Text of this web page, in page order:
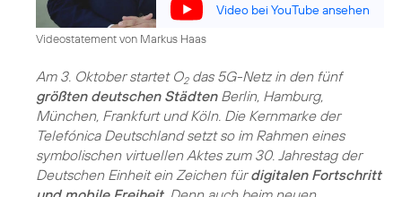
Video bei YouTube ansehen
Videostatement von Markus Haas
Am 3. Oktober startet O2das 5G-Netz in den fünf
größten deutschen StädtenBerlin, Hamburg,
München, Frankfurt und Köln. Die Kernmarke der
Telefónica Deutschland setzt so im Rahmen eines
symbolischen virtuellen Aktes zum 30. Jahrestag der
Deutschen Einheit ein Zeichen fürdigitalen Fortschritt